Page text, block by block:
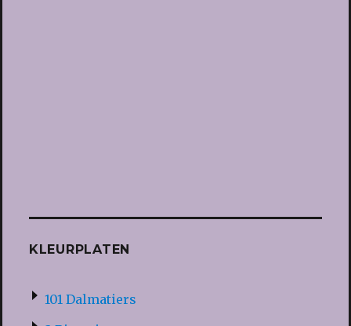
KLEURPLATEN
101 Dalmatiers